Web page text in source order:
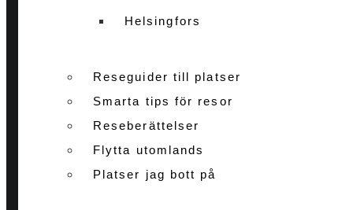
Helsingfors
Reseguider till platser
Smarta tips för resor
Reseberättelser
Flytta utomlands
Platser jag bott på